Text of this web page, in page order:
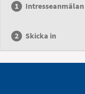
Intresseanmälan
Skicka in